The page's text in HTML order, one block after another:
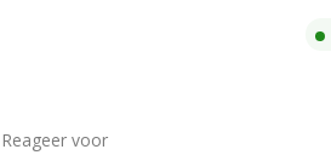
Reageer voor